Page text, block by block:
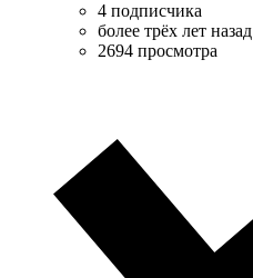
4 подписчика
более трёх лет назад
2694 просмотра